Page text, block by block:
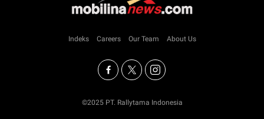
Indeks Careers Our Team About Us
©2025 PT. Rallytama Indonesia